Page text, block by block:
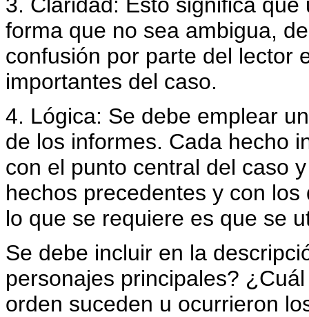
3. Claridad: Esto significa
forma que no sea ambigua,
confusión por parte del lector
importantes del caso.
4. Lógica: Se debe emplear
de los informes. Cada hecho
con el punto central del caso
hechos precedentes y con
lo que se requiere es que se
Se debe incluir en la
personajes principales?
orden suceden u ocurrieron